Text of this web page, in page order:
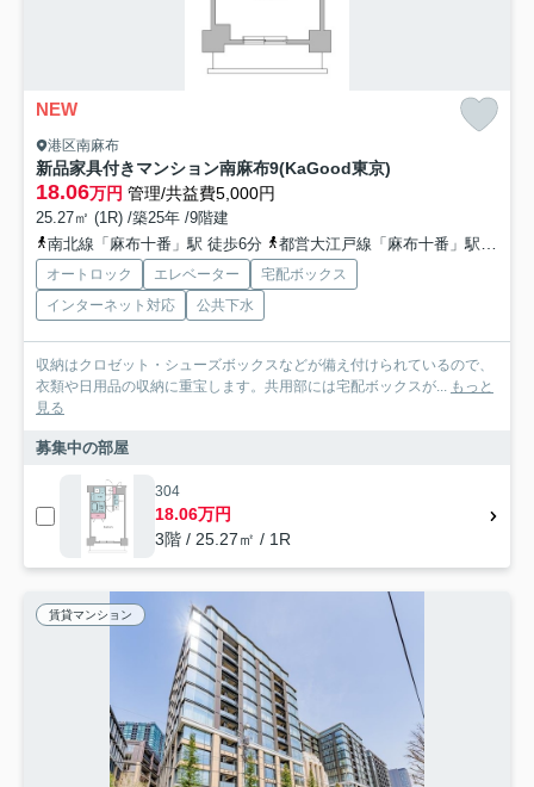
NEW
港区南麻布
新品家具付きマンション南麻布9(KaGood東京)
18.06万円 管理/共益費5,000円
25.27㎡ (1R) /築25年 /9階建
南北線「麻布十番」駅 徒歩6分
都営大江戸線「麻布十番」駅 徒歩6分
オートロック エレベーター
宅配ボックス
インターネット対応
公共下水
収納はクロゼット・シューズボックスなどが備え付けられているので、
衣類や日用品の収納に重宝します。共用部には宅配ボックスが... もっと
見る
募集中の部屋
304
18.06万円
3階 / 25.27㎡ / 1R
賃貸マンション